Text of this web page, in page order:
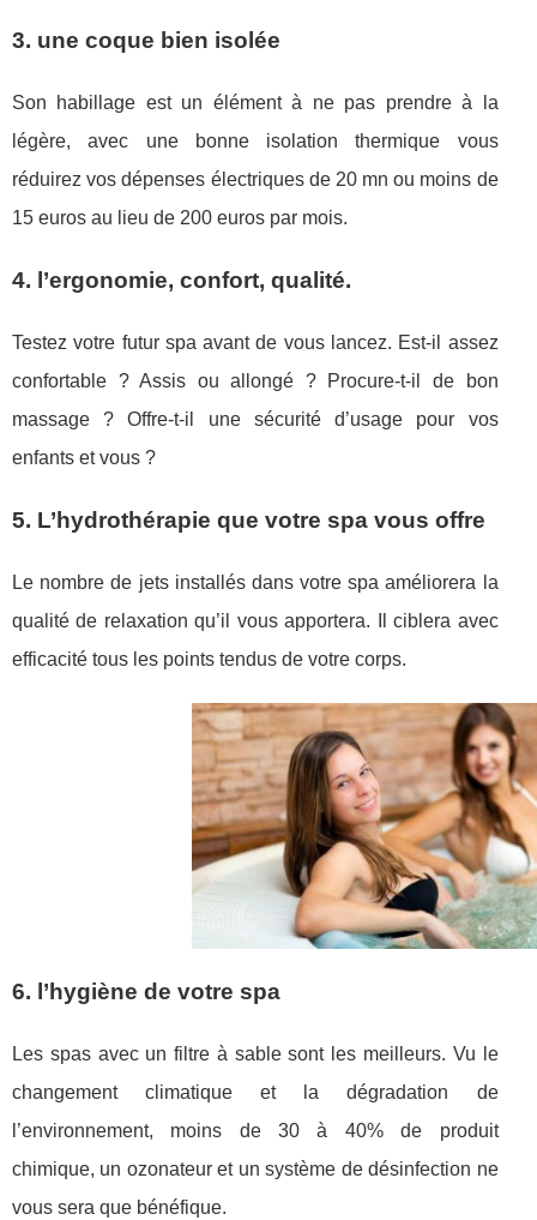
3. une coque bien isolée
Son habillage est un élément à ne pas prendre à la
légère, avec une bonne isolation thermique vous
réduirez vos dépenses électriques de 20 mn ou moins de
15 euros au lieu de 200 euros par mois.
4. l’ergonomie, confort, qualité.
Testez votre futur spa avant de vous lancez. Est-il assez
confortable ? Assis ou allongé ? Procure-t-il de bon
massage ? Offre-t-il une sécurité d’usage pour vos
enfants et vous ?
5. L’hydrothérapie que votre spa vous offre
Le nombre de jets installés dans votre spa améliorera la
qualité de relaxation qu’il vous apportera. Il ciblera avec
efficacité tous les points tendus de votre corps.
6. l’hygiène de votre spa
Les spas avec un filtre à sable sont les meilleurs. Vu le
changement climatique et la dégradation de
l’environnement, moins de 30 à 40% de produit
chimique, un ozonateur et un système de désinfection ne
vous sera que bénéfique.